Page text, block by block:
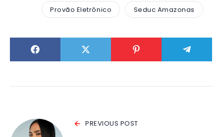
Provão Eletrônico Seduc Amazonas
PREVIOUS POST